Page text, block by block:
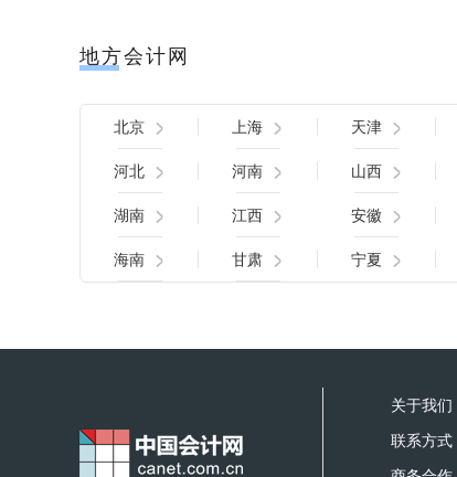
地方会计网
北京 上海 天津
河北 河南 山西
湖南 江西 安徽
海南 甘肃 宁夏
关于我们
联系方式